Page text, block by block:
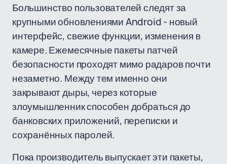
Большинство пользователей следят за
крупными обновлениями Android - новый
интерфейс, свежие функции, изменения в
камере. Ежемесячные пакеты патчей
безопасности проходят мимо радаров почти
незаметно. Между тем именно они
закрывают дыры, через которые
злоумышленник способен добраться до
банковских приложений, переписки и
сохранённых паролей.
Пока производитель выпускает эти пакеты,